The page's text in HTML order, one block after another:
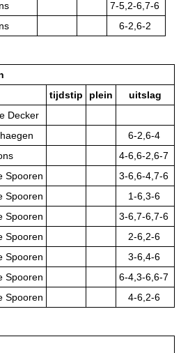
7-5,2-6,7-6
6-2,6-2
tijdstip plein
uitslag
Decker
6-2,6-4
4-6,6-2,6-7
Spooren
3-6,6-4,7-6
Spooren
1-6,3-6
Spooren
3-6,7-6,7-6
Spooren
2-6,2-6
Spooren
3-6,4-6
Spooren
6-4,3-6,6-7
Spooren 4-6,2-6